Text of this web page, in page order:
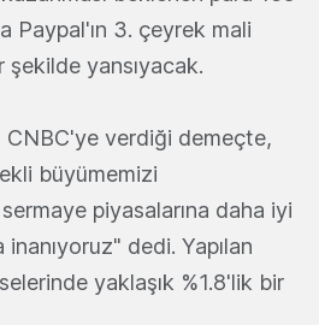
Paypal'ın 3. çeyrek mali
şekilde yansıyacak.
CNBC'ye verdiği demeçte,
büyümemizi
piyasalarına daha iyi
dedi. Yapılan
yaklaşık %1.8'lik bir